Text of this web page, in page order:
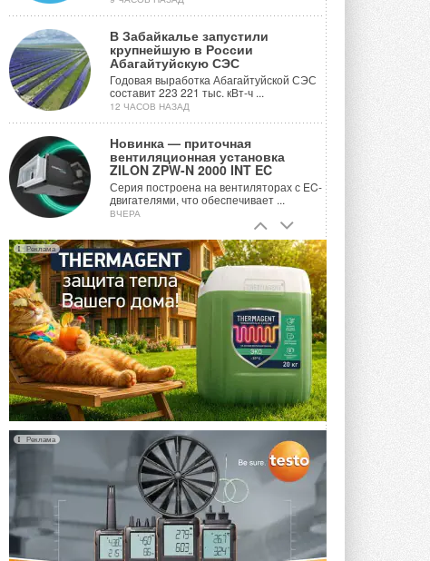
В Забайкалье запустили
крупнейшую в России
Абагайтуйскую СЭС
Годовая выработка Абагайтуйской СЭС
составит 223 221 тыс. кВт-ч ...
12 ЧАСОВ НАЗАД
Новинка — приточная
вентиляционная установка
ZILON ZPW-N 2000 INT EC
Серия построена на вентиляторах с EC-
двигателями, что обеспечивает ...
ВЧЕРА
Учёные ЮУрГУ создали
каскадную установку,
объединяющую солнечную и
геотермальную энергию
Природосберегающие технологии ...
ВЧЕРА
Для Арктики создали
технологию защиты
ветрогенераторов от аварий
Разработка учитывает влияние
мерзлоты, обледенения и снеговых ...
ВЧЕРА
Гибридный тепловой насос PV/T
с одним общим испарителем
Исследователи предложили
конструкцию двухисточникового ...
5 АВГУСТА 2026
Реклама
Реклама